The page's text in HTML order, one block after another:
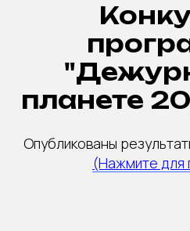
планете
Опубликованы
(Нажмите для